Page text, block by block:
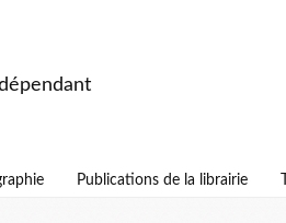
Publications de la librairie